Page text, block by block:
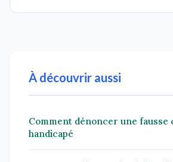
À découvrir aussi
Comment dénoncer une fausse
handicapé